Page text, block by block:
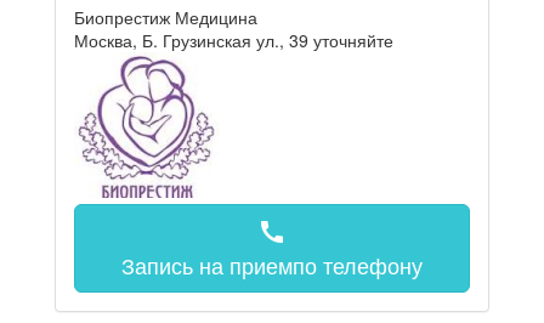
Биопрестиж Медицина
Москва, Б. Грузинская ул., 39 уточняйте
call
Запись на приемпо телефону